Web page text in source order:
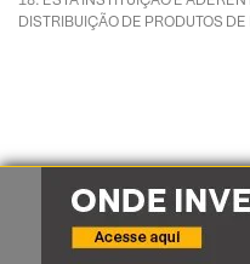
DISTRIBUIÇÃO DE PRODUTOS
Análises